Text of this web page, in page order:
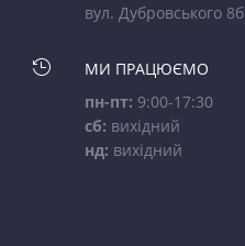
вул. Дубровського 8б

МИ ПРАЦЮЄМО
пн-пт: 9:00-17:30
сб: вихідний
нд: вихідний